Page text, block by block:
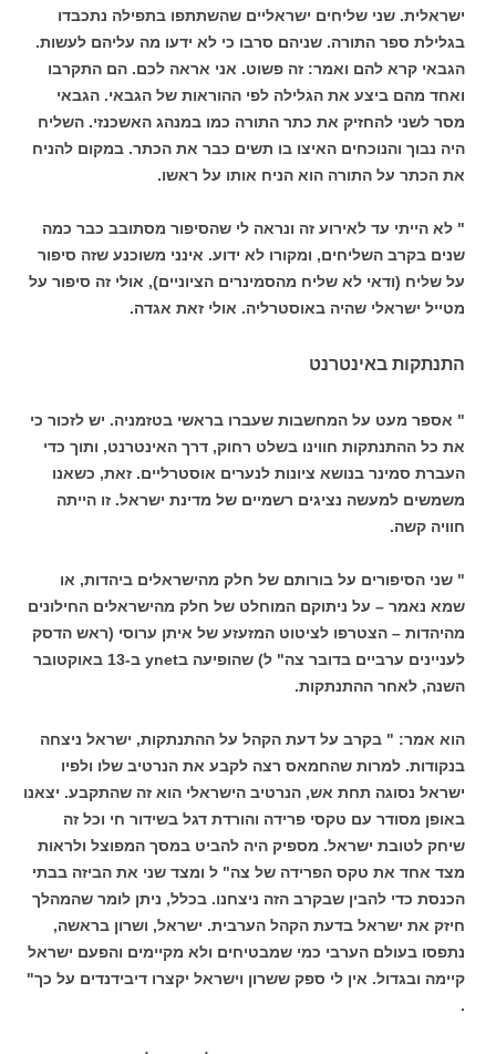
ישראלית. שני שליחים ישראליים שהשתתפו בתפילה נתכבדו
בגלילת ספר התורה. שניהם סרבו כי לא ידעו מה עליהם לעשות.
הגבאי קרא להם ואמר: זה פשוט. אני אראה לכם. הם התקרבו
ואחד מהם ביצע את הגלילה לפי ההוראות של הגבאי. הגבאי
מסר לשני להחזיק את כתר התורה כמו במנהג האשכנזי. השליח
היה נבוך והנוכחים האיצו בו תשים כבר את הכתר. במקום להניח
את הכתר על התורה הוא הניח אותו על ראשו.
" לא הייתי עד לאירוע זה ונראה לי שהסיפור מסתובב כבר כמה
שנים בקרב השליחים, ומקורו לא ידוע. אינני משוכנע שזה סיפור
על שליח (ודאי לא שליח מהסמינרים הציוניים), אולי זה סיפור על
מטייל ישראלי שהיה באוסטרליה. אולי זאת אגדה.
התנתקות באינטרנט
" אספר מעט על המחשבות שעברו בראשי בטזמניה. יש לזכור כי
את כל ההתנתקות חווינו בשלט רחוק, דרך האינטרנט, ותוך כדי
העברת סמינר בנושא ציונות לנערים אוסטרליים. זאת, כשאנו
משמשים למעשה נציגים רשמיים של מדינת ישראל. זו הייתה
חוויה קשה.
" שני הסיפורים על בורותם של חלק מהישראלים ביהדות, או
שמא נאמר – על ניתוקם המוחלט של חלק מהישראלים החילונים
מהיהדות – הצטרפו לציטוט המזעזע של איתן ערוסי (ראש הדסק
לעניינים ערביים בדובר צה" ל) שהופיעה בynet ב-13 באוקטובר
השנה, לאחר ההתנתקות.
הוא אמר: " בקרב על דעת הקהל על ההתנתקות, ישראל ניצחה
בנקודות. למרות שהחמאס רצה לקבע את הנרטיב שלו ולפיו
ישראל נסוגה תחת אש, הנרטיב הישראלי הוא זה שהתקבע. יצאנו
באופן מסודר עם טקסי פרידה והורדת דגל בשידור חי וכל זה
שיחק לטובת ישראל. מספיק היה להביט במסך המפוצל ולראות
מצד אחד את טקס הפרידה של צה" ל ומצד שני את הביזה בבתי
הכנסת כדי להבין שבקרב הזה ניצחנו. בכלל, ניתן לומר שהמהלך
חיזק את ישראל בדעת הקהל הערבית. ישראל, ושרון בראשה,
נתפסו בעולם הערבי כמי שמבטיחים ולא מקיימים והפעם ישראל
קיימה ובגדול. אין לי ספק ששרון וישראל יקצרו דיבידנדים על כך"